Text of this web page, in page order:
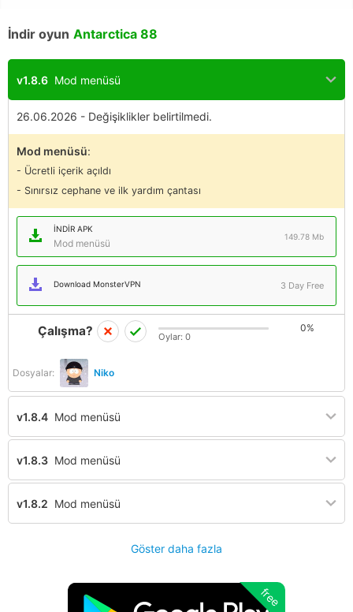
İndir oyun Antarctica 88
v1.8.6 Mod menüsü
26.06.2026 - Değişiklikler belirtilmedi.
Mod menüsü:
- Ücretli içerik açıldı
- Sınırsız cephane ve ilk yardım çantası
İNDIR APK
Mod menüsü
149.78 Mb
Download MonsterVPN 3 Day Free
Dosyalar: Niko
Çalışma? 0%
Oylar: 0
v1.8.4 Mod menüsü
v1.8.3 Mod menüsü
v1.8.2 Mod menüsü
Göster daha fazla
free